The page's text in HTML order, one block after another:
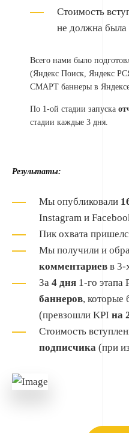
Стоимость
не должна
Всего нами было
(Яндекс Поиск, Яндекс
СМАРТ баннеры в
По 1-ой стадии запуска
стадии каждые 3 дня.
Результаты:
Мы опубликовали
Instagram и
Пик охвата
Мы получили и
комментариев в 3-
За 4 дня 1-го этапа
баннеров, которые
(превзошли KPI на
Стоимость
подписчика (при